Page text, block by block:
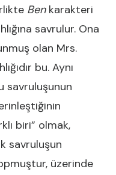
Benkarakteri
savrulur. Ona
olan Mrs.
bu. Aynı
savruluşunun
biri” olmak,
savruluşun
üzerinde